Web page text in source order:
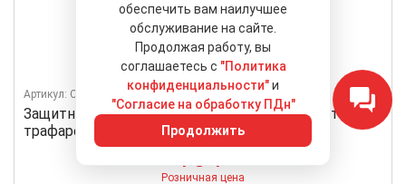
Защитная пленка "LP" универсальная 7,0" (матовая/
трафарет клетка)
Артикул: CD018892
16 ₽
Розничная цена
обеспечить вам наилучшее
обслуживание на сайте.
Продолжая работу, вы
соглашаетесь с "Политика
конфиденциальности"и
"Согласие на обработку ПДн"